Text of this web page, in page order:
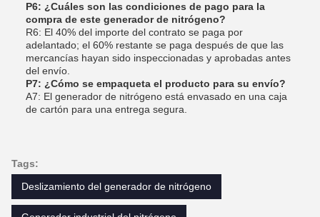
P6: ¿Cuáles son las condiciones de pago para la
compra de este generador de nitrógeno?
R6: El 40% del importe del contrato se paga por
adelantado; el 60% restante se paga después de que las
mercancías hayan sido inspeccionadas y aprobadas antes
del envío.
P7: ¿Cómo se empaqueta el producto para su envío?
A7: El generador de nitrógeno está envasado en una caja
de cartón para una entrega segura.
Tags:
Deslizamiento del generador de nitrógeno